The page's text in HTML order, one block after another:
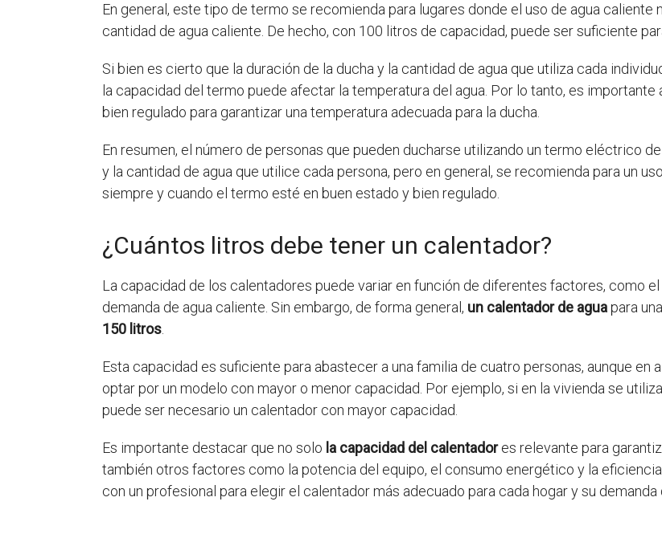
En general, este tipo de termo se recomienda para lugares donde el uso de agua caliente
cantidad de agua caliente. De hecho, con 100 litros de capacidad, puede ser suficiente
Si bien es cierto que la duración de la ducha y la cantidad de agua que utiliza cada
la capacidad del termo puede afectar la temperatura del agua. Por lo tanto, es
bien regulado para garantizar una temperatura adecuada para la ducha.
En resumen, el número de personas que pueden ducharse utilizando un termo eléctrico
y la cantidad de agua que utilice cada persona, pero en general, se recomienda para un
siempre y cuando el termo esté en buen estado y bien regulado.
¿Cuántos litros debe tener un calentador?
La capacidad de los calentadores puede variar en función de diferentes factores, como
demanda de agua caliente. Sin embargo, de forma general, un calentador de aguapara
150 litros
Esta capacidad es suficiente para abastecer a una familia de cuatro personas, aunque
optar por un modelo con mayor o menor capacidad. Por ejemplo, si en la vivienda se
puede ser necesario un calentador con mayor capacidad.
Es importante destacar que no solo la capacidad del calentadores relevante para
también otros factores como la potencia del equipo, el consumo energético y la
con un profesional para elegir el calentador más adecuado para cada hogar y su demanda